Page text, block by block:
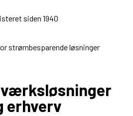
siden 1940
strømbesparende løsninger
erhverv